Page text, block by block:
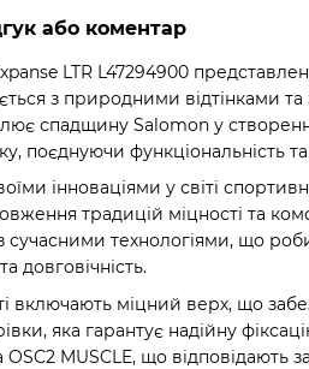
або коментар
LTR L47294900
з природними відтінками та
спадщину Salomon у
поєднуючи функціональність
інноваціями у світі
традицій міцності та
сучасними технологіями, що
довговічність.
включають міцний верх, що
яка гарантує надійну
OSC2 MUSCLE, що відповідають